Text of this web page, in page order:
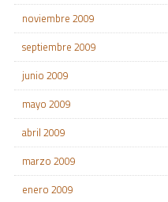
noviembre 2009
septiembre 2009
junio 2009
mayo 2009
abril 2009
marzo 2009
enero 2009